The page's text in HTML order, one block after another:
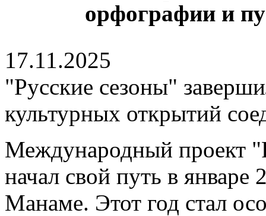
орфографии и
17.11.2025
"Русские сезоны"
культурных открытий
Международный проект
начал свой путь в
Манаме. Этот год стал